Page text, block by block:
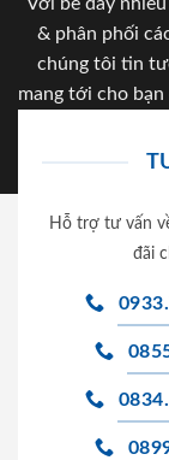
Với bề dày
& phân phối
chúng tôi tin
mang tới cho
Hỗ trợ tư vấn
đãi